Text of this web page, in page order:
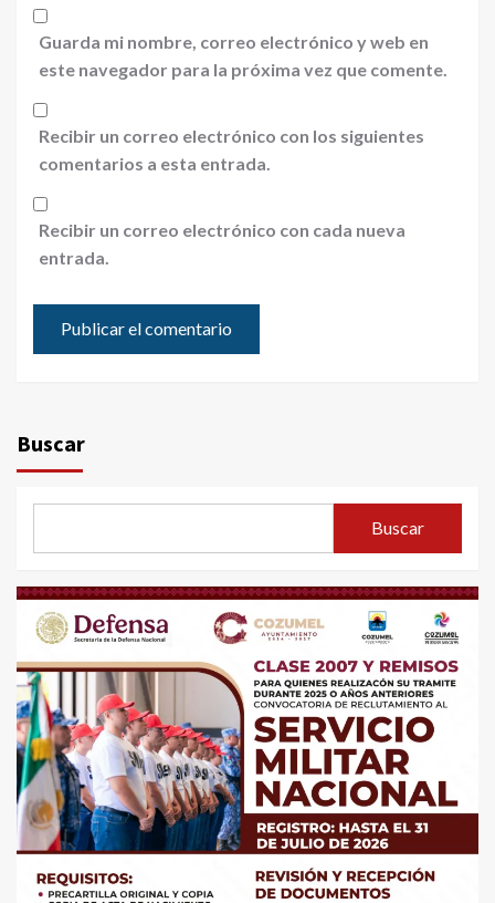
Guarda mi nombre, correo electrónico y web en
este navegador para la próxima vez que comente.
Recibir un correo electrónico con los siguientes
comentarios a esta entrada.
Recibir un correo electrónico con cada nueva
entrada.
Buscar
Buscar